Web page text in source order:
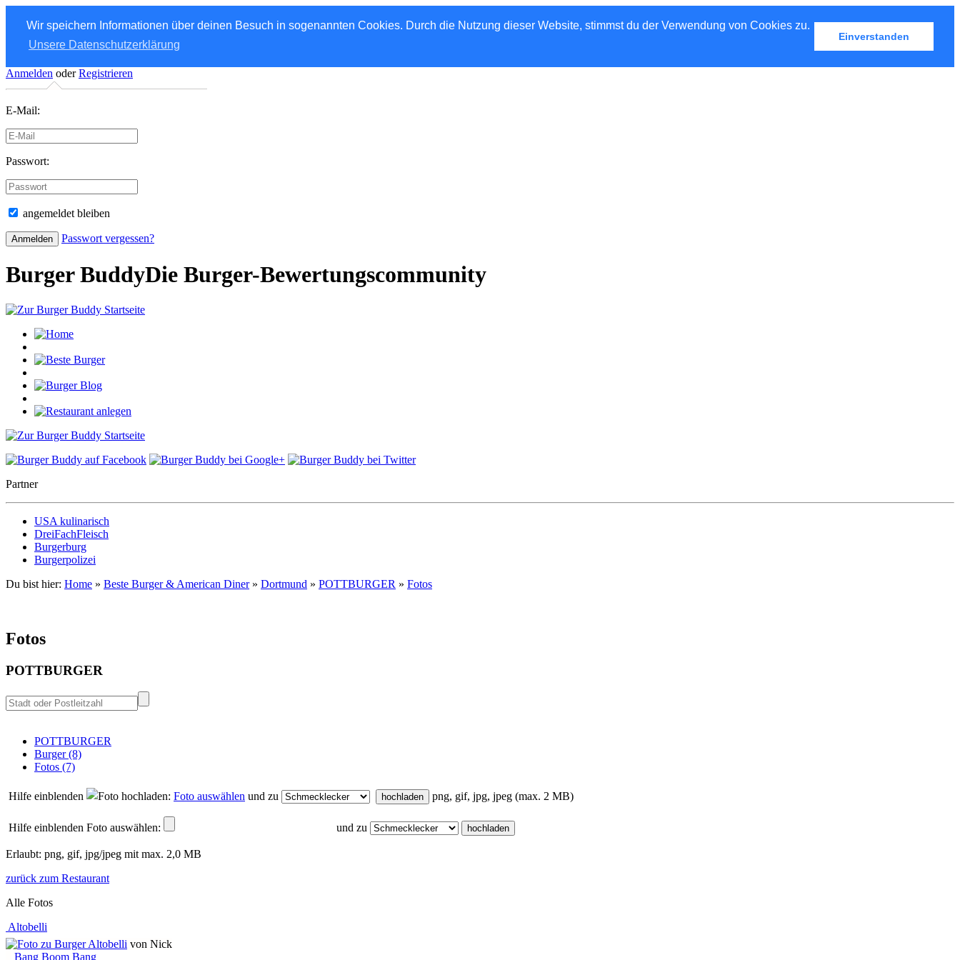
Wir speichern Informationen über deinen Besuch in sogenannten Cookies. Durch die Nutzung dieser Website, stimmst du der Verwendung von Cookies zu.
Unsere Datenschutzerklärung
Einverstanden
Anmelden oder Registrieren
E-Mail:
Passwort:
angemeldet bleiben
Passwort vergessen?
Burger BuddyDie Burger-Bewertungscommunity
Partner
USA kulinarisch
DreiFachFleisch
Burgerburg
Burgerpolizei
Du bist hier: Home » Beste Burger & American Diner» Dortmund » POTTBURGER » Fotos
Fotos
POTTBURGER
POTTBURGER
Burger (8)
Fotos (7)
Hilfe einblenden Foto auswählen und zu png, gif, jpg, jpeg (max. 2 MB)
Hilfe einblenden Foto auswählen: und zu
Erlaubt: png, gif, jpg/jpeg mit max. 2,0 MB
zurück zum Restaurant
Alle Fotos
Altobelli
von Nick
Bang Boom Bang